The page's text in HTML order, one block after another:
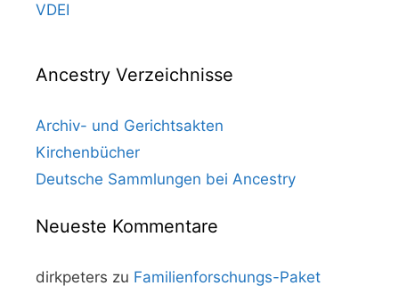
VDEI
Ancestry Verzeichnisse
Archiv- und Gerichtsakten
Kirchenbücher
Deutsche Sammlungen bei Ancestry
Neueste Kommentare
dirkpeters zu Familienforschungs-Paket